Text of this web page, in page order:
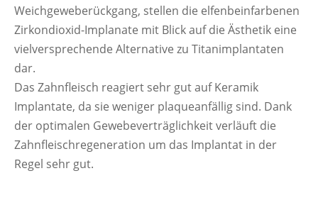
Weichgeweberückgang, stellen die elfenbeinfarbenen
Zirkondioxid-Implanate mit Blick auf die Ästhetik eine
vielversprechende Alternative zu Titanimplantaten
dar.
Das Zahnfleisch reagiert sehr gut auf Keramik
Implantate, da sie weniger plaqueanfällig sind. Dank
der optimalen Gewebeverträglichkeit verläuft die
Zahnfleischregeneration um das Implantat in der
Regel sehr gut.